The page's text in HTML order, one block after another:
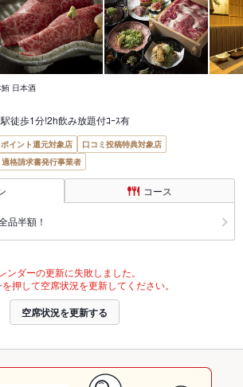
鮪 日本酒
徒歩1分!2h飲み放題付ｺｰｽ有
イント還元対象店
口コミ投稿特典対象店
適格請求書発行事業者
コース
品半額！
ンダーの更新に失敗しました。
押して空席状況を更新してください。
空席状況を更新する